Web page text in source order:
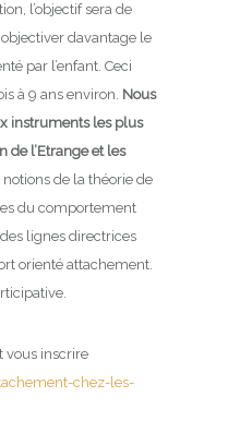
l’objectif sera de
davantage le
par l’enfant. Ceci
à 9 ans environ. Nous
instruments les plus
de l’Etrange et les
notions de la théorie de
du comportement
lignes directrices
orienté attachement.
vous inscrire
chez-les-